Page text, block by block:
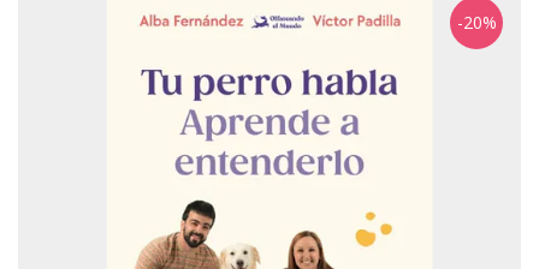
-20%